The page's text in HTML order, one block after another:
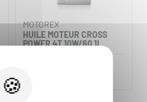
MOTOREX
HUILE MOTEUR CROSS
POWER 4T 10W/60 1L